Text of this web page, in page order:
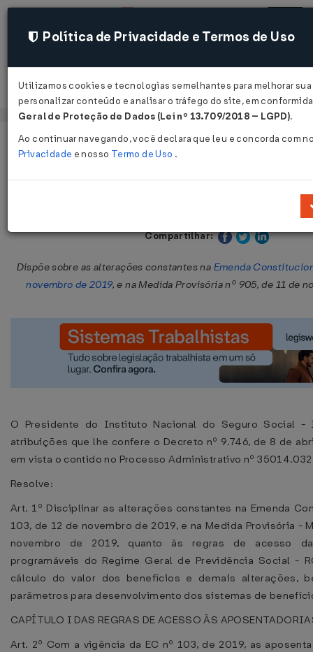
Acessar
Página Inicial Legislações Legislação Federal
Portaria INSS Nº 450 DE 03/04/2020
Compartilhar:
Dispõe sobre as alterações constantes na Emenda
novembro de 2019, e na Medida Provisória nº 905, de 11 de
O Presidente do Instituto Nacional do Seguro Social -
atribuições que lhe confere o Decreto nº 9.746, de 8 de
em vista o contido no Processo Administrativo nº
Resolve:
Art. 1º Disciplinar as alterações constantes na Emenda
103, de 12 de novembro de 2019, e na Medida Provisória -
novembro de 2019, quanto às regras de acesso
programáveis do Regime Geral de Previdência Social -
cálculo do valor dos benefícios e demais alterações,
parâmetros para desenvolvimento dos sistemas de
CAPÍTULO I DAS REGRAS DE ACESSO ÀS
Art. 2º Com a vigência da EC nº 103, de 2019, as
Política de Privacidade e Termos de Uso
Utilizamos cookies e tecnologias semelhantes para melhorar
personalizar conteúdo e analisar o tráfego do site, em
Geral de Proteção de Dados (Lei nº 13.709/2018 – LGPD).
Ao continuar navegando, você declara que leu e concorda com
Privacidade e nosso Termo de Uso .